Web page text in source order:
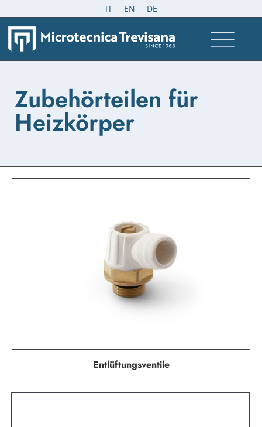
IT EN DE
Zubehörteilen für
Heizkörper
Entlüftungsventile